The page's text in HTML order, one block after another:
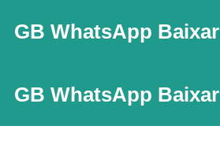
GB WhatsApp Baixar
GB WhatsApp Baixar